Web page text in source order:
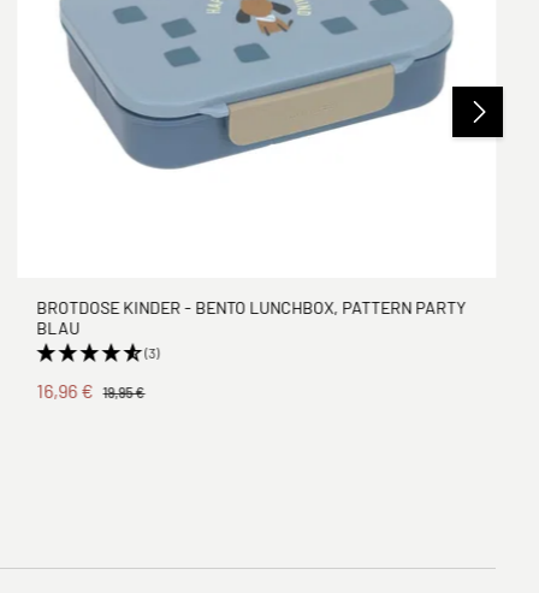
BROTDOSE KINDER - BENTO LUNCHBOX, PATTERN PARTY
BLAU
(3)
16,96 € 19,95 €